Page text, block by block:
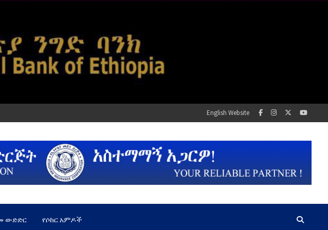
English Website
ውድድር የሶከር አምዶች